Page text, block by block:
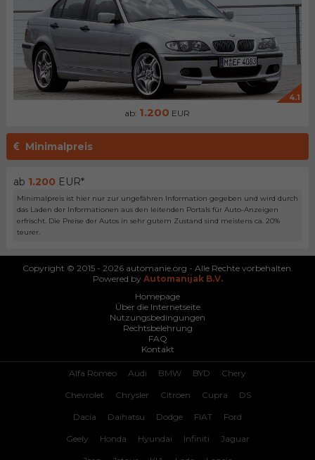
4.1
ab: 1.200 EUR
Minimalpreis
ab 1.200 EUR*
Minimalpreis ist hier nur zur ungefähren Information gegeben und wird durch
das Laden der Informationen aus den leitenden Portals für Auto-Anzeigen
erfrischt. Die Preise der Autos in sehr gutem Zustand sind meistens ca. 20%
teurer.
Copyright © 2015 - 2026 automanie.org - Alle Rechte vorbehalten.
Powered by Automanijak B.V.
Homepage
Über die Internetseite
Nutzungsbedingungen
Rechtsbelehrung
FAQ
Kontakt
Alfa Romeo Audi BMW BYD Chery
Chevrolet Chrysler Citroen Cupra DS
Dacia Daihatsu Dodge FIAT Ford
Geely Honda Hyundai Infiniti Jaguar